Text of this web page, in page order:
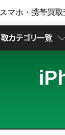
スマホ・携帯買